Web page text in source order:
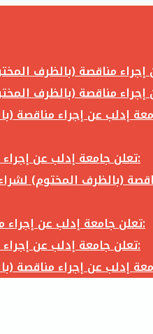
تعلن جامعة إدلب عن إجراء مناقصة (بالظرف المختوم) لشراء وتوريد أثاث مكاتب لزوم مكاتب وقاعات جامعة إدلب وفق الآتي:
تعلن جامعة إدلب عن إجراء مناقصة (بالظرف المختوم) لأعمال بناء طابق في مبنى رئاسة الجامعة في جامعة ادلب وفق الآتي:
تعلن جامعة إدلب عن إجراء مناقصة (بالظرف المختوم) لشراء وتوريد أثاث مكاتب لزوم مكاتب وقاعات جامعة إدلب وفق الآتي: